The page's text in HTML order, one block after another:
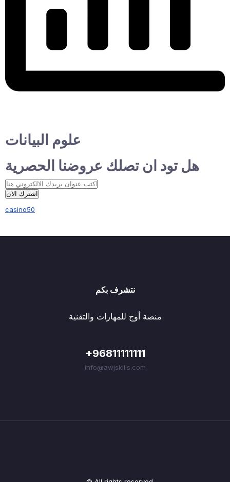
علوم البيانات
هل تود ان تصلك عروضنا الحصرية
اشترك الان
casino50
نتشرف بكم
منصة أوج للمهارات والتقنية
+96811111111
info@awjskills.com